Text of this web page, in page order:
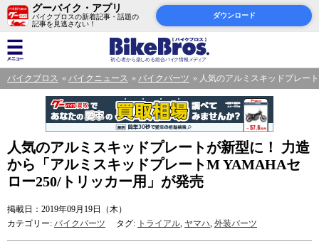
グーバイク・アプリ
バイクブロスの新着記事・話題の
記事を見逃さない！
ダウンロード
バイクブロス バイクニュース バイクパーツ 人気のアルミスキッドプレー
人気のアルミスキッドプレートが新型に！ 力造
から「アルミスキッドプレートM YAMAHAセ
ロー250/トリッカー用」が発売
掲載日：2019年09月19日（木）
カテゴリー: バイクパーツ タグ: トライアル, ヤマハ, 外装パーツ